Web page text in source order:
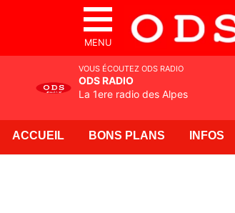
MENU
ACCUEIL BONS PLANS INFOS
VOUS ÉCOUTEZ ODS RADIO
ODS RADIO
La 1ere radio des Alpes